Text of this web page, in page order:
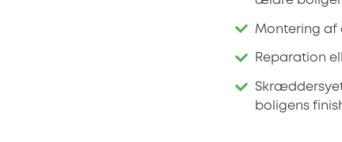
Montering af
Reparation
boligens